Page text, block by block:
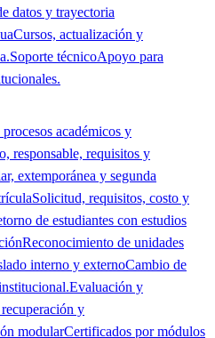
datos y trayectoria
Cursos, actualización y
Soporte técnicoApoyo para
académicos y
responsable, requisitos y
extemporánea y segunda
Solicitud, requisitos, costo y
de estudiantes con estudios
Reconocimiento de unidades
interno y externoCambio de
Evaluación y
y
modularCertificados por módulos